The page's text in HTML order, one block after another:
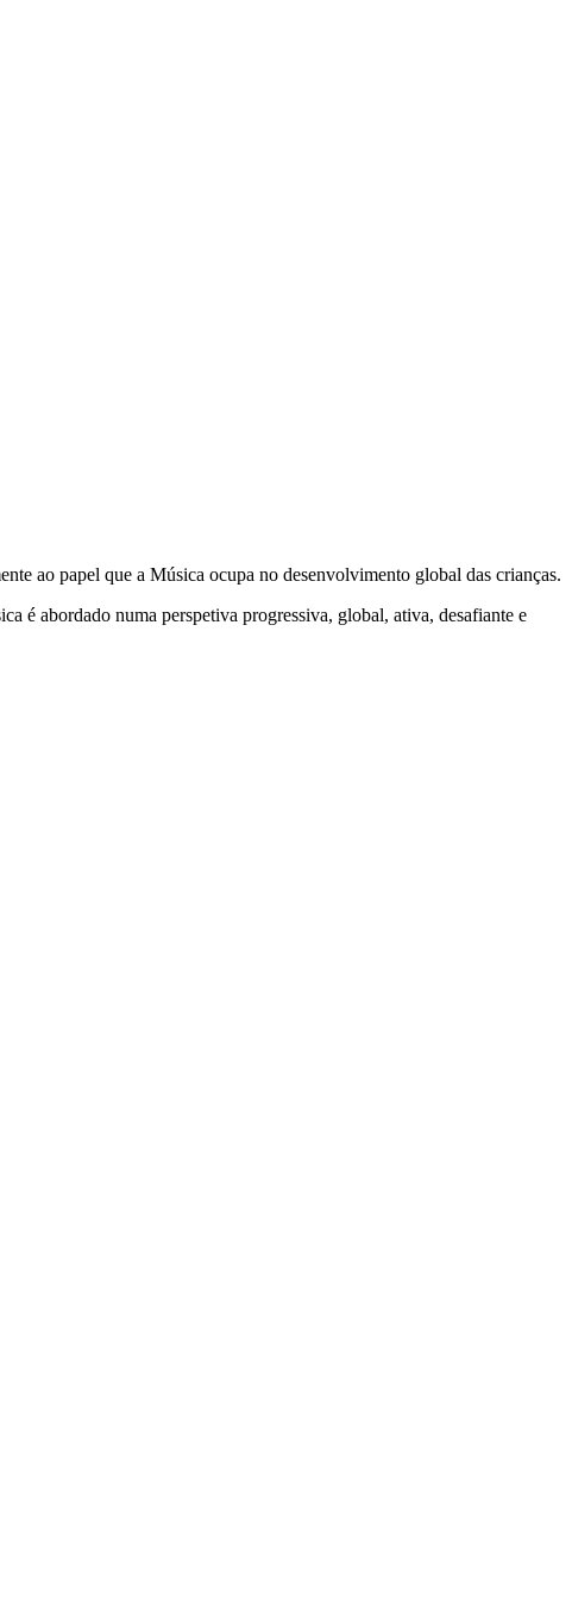
ao papel que a Música ocupa no desenvolvimento global das crianças.
é abordado numa perspetiva progressiva, global, ativa, desafiante e